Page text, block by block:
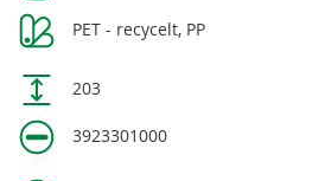
PET - recycelt, PP
203
3923301000